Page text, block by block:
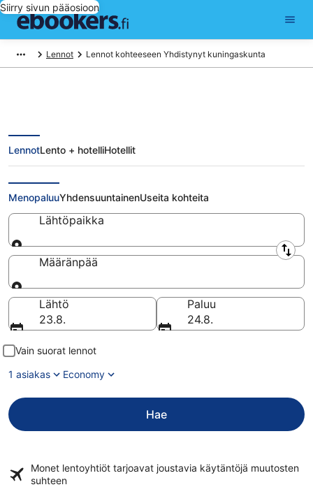
Siirry sivun pääosioon
Lennot Lennot kohteeseen Yhdistynyt kuningaskunta
Lennot Yhdistynyt
kuningaskunta
LennotLento + hotelliHotellit
MenopaluuYhdensuuntainenUseita kohteita
Lähtöpaikka
Lähtöpaikka
Määränpää
Määränpää
Lähtö
23.8.
Paluu
24.8.
Vain suorat lennot
1 asiakas
Economy
Hae
Monet lentoyhtiöt tarjoavat joustavia käytäntöjä muutosten
suhteen